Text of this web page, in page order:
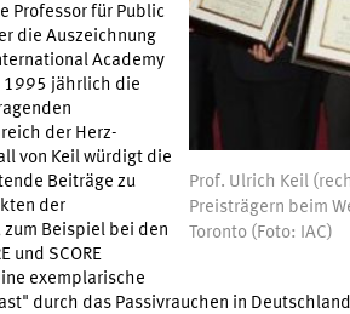
Prof. Ulrich Keil
Preisträgern beim
Toronto (Foto: IAC)
Professor für Public
die Auszeichnung
Academy
1995 jährlich die
der Herz-
von Keil würdigt die
Beiträge zu
der
Beispiel bei den
und SCORE
exemplarische
durch das Passivrauchen in